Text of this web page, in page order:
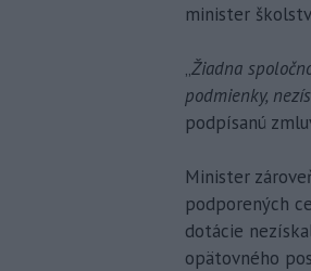
minister
„Žiadna
podmienky,
podpísanú
Minister
podporených
dotácie
opätovného